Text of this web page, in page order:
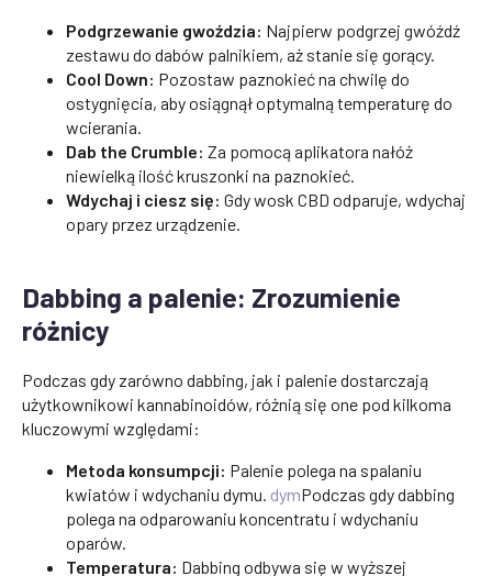
Podgrzewanie gwoździa: Najpierw podgrzej gwóźdź
zestawu do dabów palnikiem, aż stanie się gorący.
Cool Down: Pozostaw paznokieć na chwilę do
ostygnięcia, aby osiągnął optymalną temperaturę do
wcierania.
Dab the Crumble: Za pomocą aplikatora nałóż
niewielką ilość kruszonki na paznokieć.
Wdychaj i ciesz się: Gdy wosk CBD odparuje, wdychaj
opary przez urządzenie.
Dabbing a palenie: Zrozumienie
różnicy
Podczas gdy zarówno dabbing, jak i palenie dostarczają
użytkownikowi kannabinoidów, różnią się one pod kilkoma
kluczowymi względami:
Metoda konsumpcji: Palenie polega na spalaniu
kwiatów i wdychaniu dymu. dymPodczas gdy dabbing
polega na odparowaniu koncentratu i wdychaniu
oparów.
Temperatura: Dabbing odbywa się w wyższej